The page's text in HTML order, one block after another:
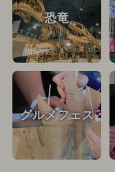
恐竜
グルメフェス